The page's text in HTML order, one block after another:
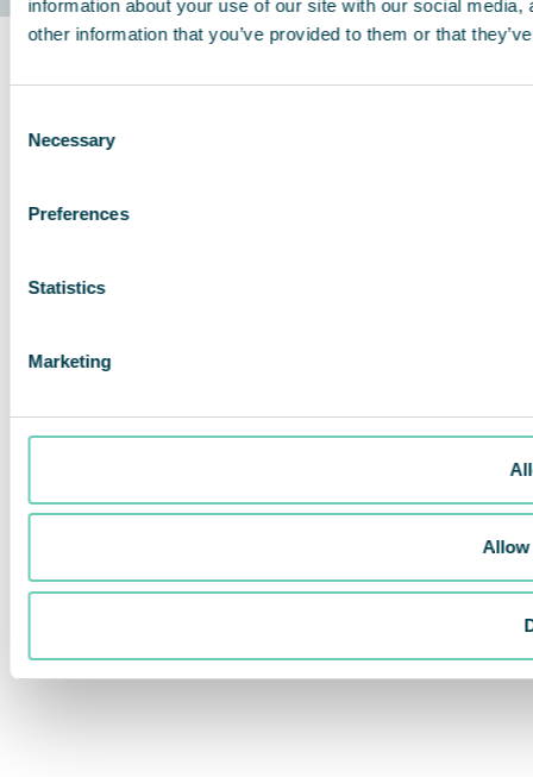
information about your use of our site with our social
other information that you’ve provided to them or that
Selection
Necessary
Preferences
Statistics
Marketing
Allow